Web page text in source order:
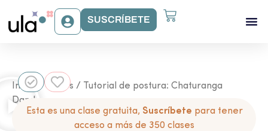
SUSCRÍBETE
Inicio/Clases / Tutorial de postura: Chaturanga
Dandasana
Esta es una clase gratuita, Suscríbete para tener
acceso a más de 350 clases